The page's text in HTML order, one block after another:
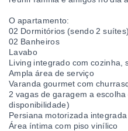
O apartamento:
02 Dormitórios (sendo 2 suítes)
02 Banheiros
Lavabo
Living integrado com cozinha,
Ampla área de serviço
Varanda gourmet com
2 vagas de garagem a
disponibilidade)
Persiana motorizada
Área íntima com piso vinílico